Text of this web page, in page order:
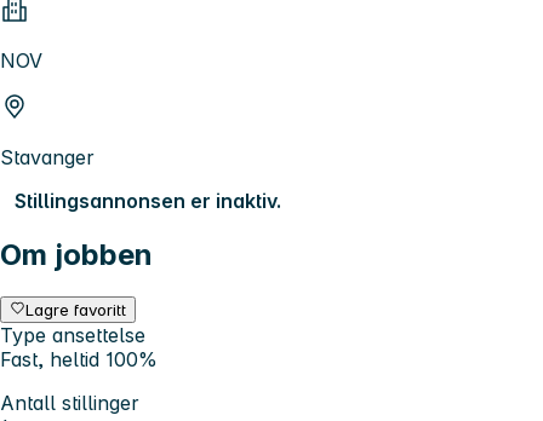
NOV
Stavanger
Stillingsannonsen er inaktiv.
Om jobben
Lagre favoritt
Type ansettelse
Fast, heltid 100%
Antall stillinger